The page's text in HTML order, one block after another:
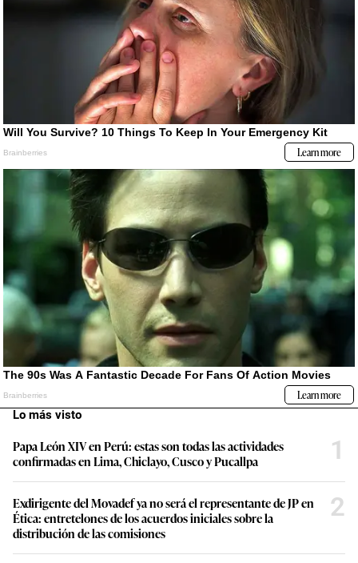
Lo más visto
Papa León XIV en Perú: estas son todas las actividades
confirmadas en Lima, Chiclayo, Cusco y Pucallpa
1
Exdirigente del Movadef ya no será el representante de JP en
Ética: entretelones de los acuerdos iniciales sobre la
distribución de las comisiones
2